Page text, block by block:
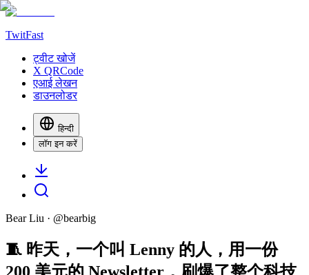
TwitFast
ट्वीट खोजें
X QRCode
एआई लेखन
डाउनलोडर
हिन्दी
लॉग इन करें
Bear Liu · @bearbig
🧵 昨天，一个叫 Lenny 的人，用一份